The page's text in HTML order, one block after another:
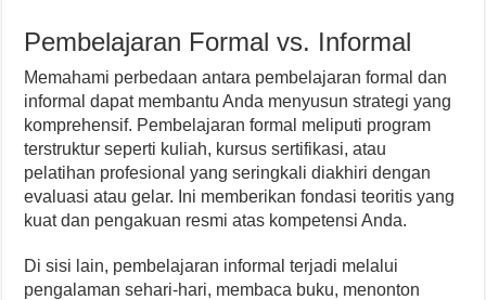
Pembelajaran Formal vs. Informal
Memahami perbedaan antara pembelajaran formal dan
informal dapat membantu Anda menyusun strategi yang
komprehensif. Pembelajaran formal meliputi program
terstruktur seperti kuliah, kursus sertifikasi, atau
pelatihan profesional yang seringkali diakhiri dengan
evaluasi atau gelar. Ini memberikan fondasi teoritis yang
kuat dan pengakuan resmi atas kompetensi Anda.
Di sisi lain, pembelajaran informal terjadi melalui
pengalaman sehari-hari, membaca buku, menonton